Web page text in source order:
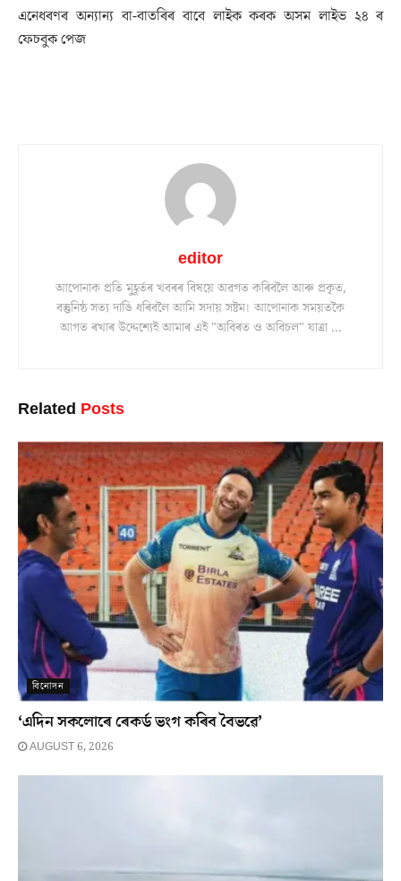
এনেধৰণৰ অন্যান্য বা-বাতৰিৰ বাবে লাইক কৰক অসম লাইভ ২৪ ৰ
ফেচবুক পেজ
editor
আপোনাক প্ৰতি মুহূৰ্তৰ খবৰৰ বিষয়ে অৱগত কৰিবলৈ আৰু প্ৰকৃত,
বস্তুনিষ্ঠ সত্য দাঙি ধৰিবলৈ আমি সদায় সষ্টম। আপোনাক সময়তকৈ
আগত ৰখাৰ উদ্দেশ্যেই আমাৰ এই "অবিৰত ও অবিচল" যাত্ৰা ...
Related Posts
বিনোদন
‘এদিন সকলোৰে ৰেকৰ্ড ভংগ কৰিব বৈভৱে’
AUGUST 6, 2026